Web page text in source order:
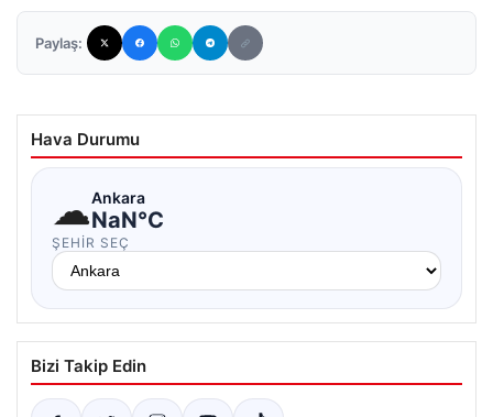
Paylaş:
Hava Durumu
☁Ankara
NaN°C
ŞEHIR SEÇ
Bizi Takip Edin